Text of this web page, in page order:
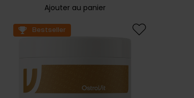
Ajouter au panier
Bestseller